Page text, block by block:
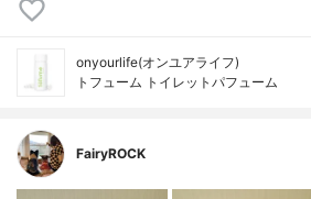
onyourlife(オンユアライフ)
トフューム トイレットパフューム
FairyROCK